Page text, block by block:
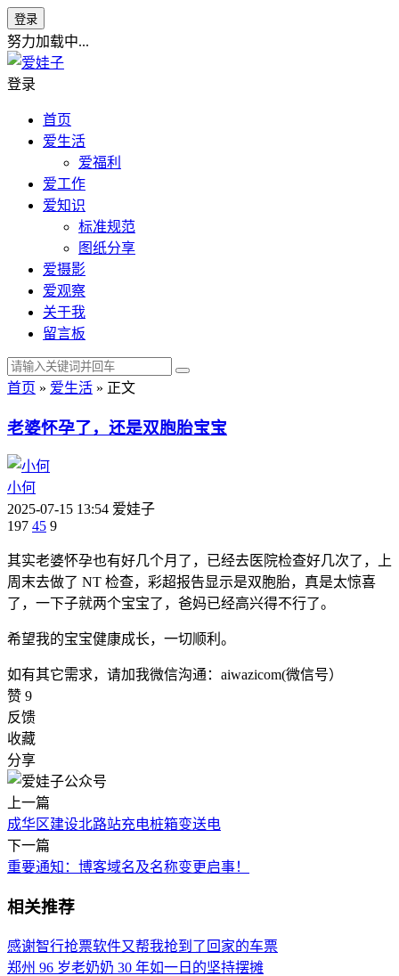
登录
努力加载中...
登录
首页
爱生活
爱福利
爱工作
爱知识
标准规范
图纸分享
爱摄影
爱观察
关于我
留言板
首页 » 爱生活 » 正文
老婆怀孕了，还是双胞胎宝宝
小何
2025-07-15 13:54 爱娃子
197 45 9
其实老婆怀孕也有好几个月了，已经去医院检查好几次了，上
周末去做了 NT 检查，彩超报告显示是双胞胎，真是太惊喜
了，一下子就两个宝宝了，爸妈已经高兴得不行了。
希望我的宝宝健康成长，一切顺利。
如有其它需求，请加我微信沟通：aiwazicom(微信号）
赞 9
反馈
收藏
分享
上一篇
成华区建设北路站充电桩箱变送电
下一篇
重要通知：博客域名及名称变更启事！
相关推荐
感谢智行抢票软件又帮我抢到了回家的车票
郑州 96 岁老奶奶 30 年如一日的坚持摆摊